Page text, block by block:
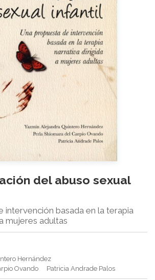
del abuso sexual
intervención basada en la terapia
mujeres adultas
Hernández
Ovando
Patricia Andrade Palos